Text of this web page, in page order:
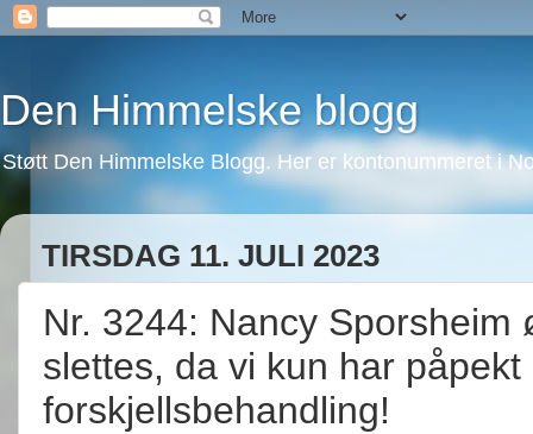
Den Himmelske blogg
Støtt Den Himmelske Blogg. Her er kontonummeret i
TIRSDAG 11. JULI 2023
Nr. 3244: Nancy
slettes, da vi kun har
forskjellsbehandling!